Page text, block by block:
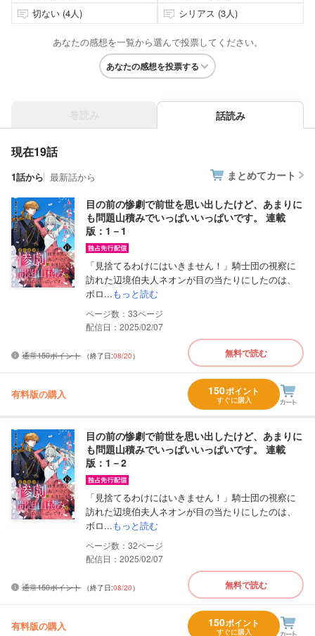
切ない (4人)
シリアス (3人)
あなたの感想を一覧から選んで投票してください。
あなたの感想を投票する
話読み
現在19話
1話から 最新話から まとめてカート
目の前の惨劇で前世を思い出したけど、あまりに
も問題山積みでいっぱいいっぱいです。 連載
版：1－1
「見捨てるわけにはいきません！」騎士団の視察に
訪れた辺境伯夫人ネオンが目の当たりにしたのは、
ボロ...もっと読む
33
配信日：2025/02/07
通常150ポイント （終了日:08/20） 無料で読む
有料版の購入 150ポイント
すぐに購入
目の前の惨劇で前世を思い出したけど、あまりに
も問題山積みでいっぱいいっぱいです。 連載
版：1－2
「見捨てるわけにはいきません！」騎士団の視察に
訪れた辺境伯夫人ネオンが目の当たりにしたのは、
ボロ...もっと読む
32
配信日：2025/02/07
通常150ポイント （終了日:08/20） 無料で読む
有料版の購入 150ポイント
すぐに購入